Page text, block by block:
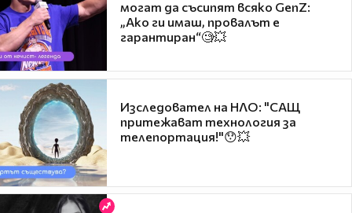
могат да съсипят всяко GenZ:
„Ако ги имаш, провалът е
гарантиран“🧐💥
Изследовател на НЛО: "САЩ
притежават технология за
телепортация!"😯💥